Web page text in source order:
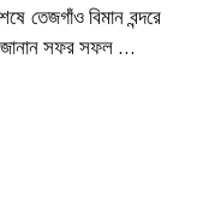
তেজগাঁও বিমান বন্দরে
জানান সফর সফল …